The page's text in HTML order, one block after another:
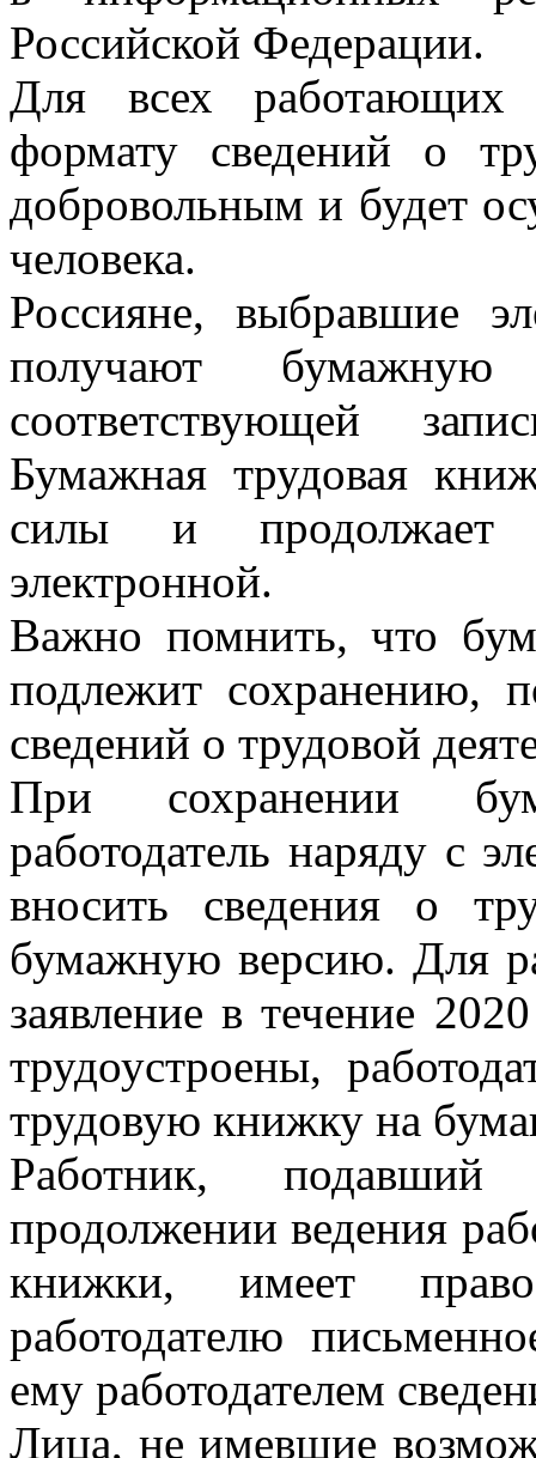
Российской Федерации.
Для всех
формату сведений о
добровольным и будет
человека.
Россияне, выбравшие
получают
соответствующей
Бумажная трудовая
силы и продолжает
электронной.
Важно помнить, что
подлежит сохранению,
сведений о трудовой
При сохранении
работодатель наряду с
вносить сведения о
бумажную версию. Для
заявление в течение
трудоустроены,
трудовую книжку на
Работник,
продолжении ведения
книжки, имеет
работодателю
ему работодателем
Лица, не имевшие